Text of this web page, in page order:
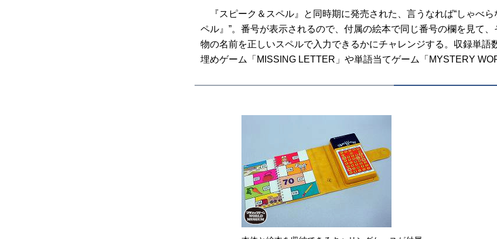
『スピーク＆スペル』と同時期に発売された、言うなれば“しゃべら
ペル』”。番号が表示されるので、付属の絵本で同じ番号の欄を見て
物の名前を正しいスペルで入力できるかにチャレンジする。収録単語
埋めゲーム「MISSING LETTER」や単語当てゲーム「MYSTERY